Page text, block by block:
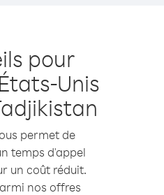
pour
Unis
permet de
temps d'appel
un coût réduit.
nos offres